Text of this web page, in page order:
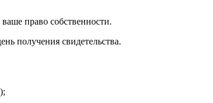
право собственности.
получения свидетельства.